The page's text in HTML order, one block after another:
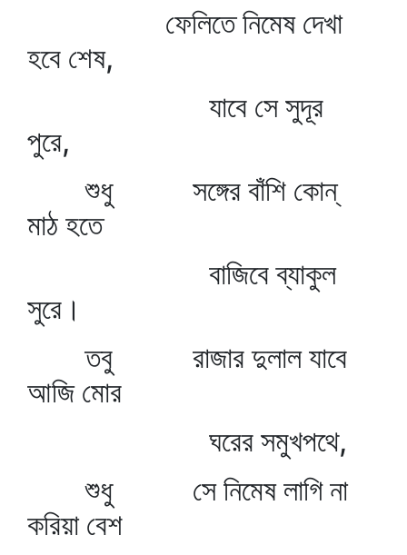
ফেলিতে নিমেষ দেখা
হবে শেষ,
যাবে সে সুদূর
পুরে,
শুধু সঙ্গের বাঁশি কোন্‌
মাঠ হতে
বাজিবে ব্যাকুল
সুরে।
তবু রাজার দুলাল যাবে
আজি মোর
ঘরের সমুখপথে,
শুধু সে নিমেষ লাগি না
করিয়া বেশ